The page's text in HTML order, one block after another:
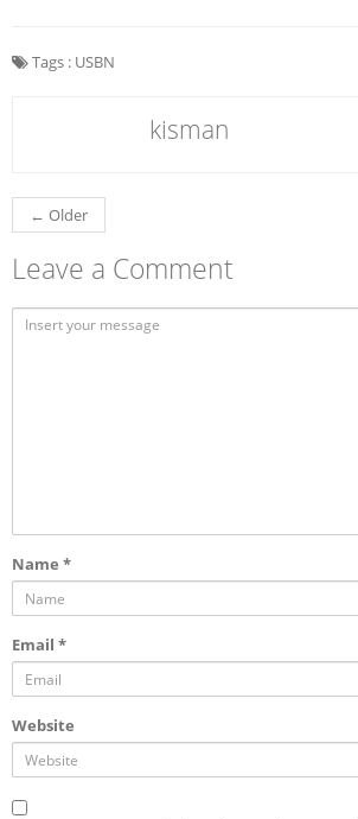
Tags : USBN
kisman
← Older
Leave a Comment
Name *
Email *
Website